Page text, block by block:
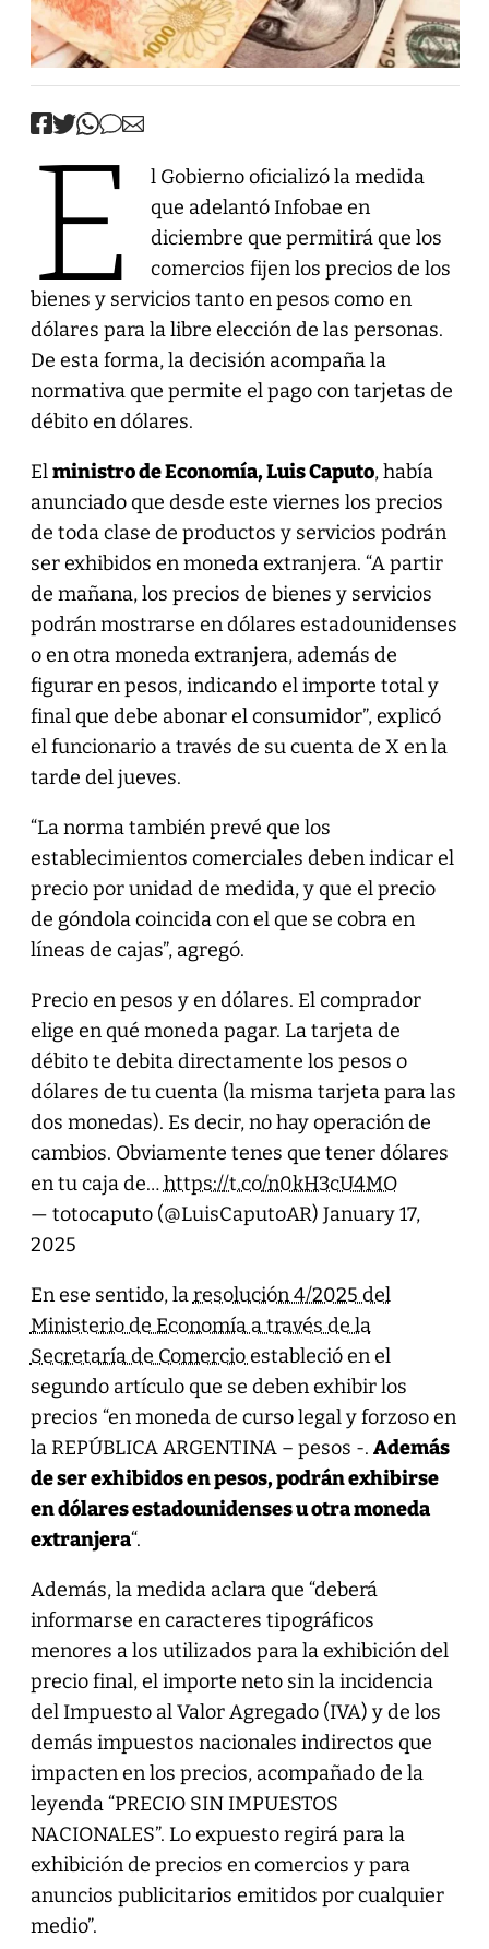
E
l Gobierno oficializó la medida
que adelantó Infobae en
diciembre que permitirá que los
comercios fijen los precios de los
bienes y servicios tanto en pesos como en
dólares para la libre elección de las personas.
De esta forma, la decisión acompaña la
normativa que permite el pago con tarjetas de
débito en dólares.
Elministro de Economía, Luis Caputo, había
anunciado que desde este viernes los precios
de toda clase de productos y servicios podrán
ser exhibidos en moneda extranjera. “A partir
de mañana, los precios de bienes y servicios
podrán mostrarse en dólares estadounidenses
o en otra moneda extranjera, además de
figurar en pesos, indicando el importe total y
final que debe abonar el consumidor”, explicó
el funcionario a través de su cuenta de X en la
tarde del jueves.
“La norma también prevé que los
establecimientos comerciales deben indicar el
precio por unidad de medida, y que el precio
de góndola coincida con el que se cobra en
líneas de cajas”, agregó.
Precio en pesos y en dólares. El comprador
elige en qué moneda pagar. La tarjeta de
débito te debita directamente los pesos o
dólares de tu cuenta (la misma tarjeta para las
dos monedas). Es decir, no hay operación de
cambios. Obviamente tenes que tener dólares
en tu caja de…https://t.co/n0kH3cU4MO
— totocaputo (@LuisCaputoAR) January 17,
2025
En ese sentido, laresolución 4/2025 del
Ministerio de Economía a través de la
Secretaría de Comercioestableció en el
segundo artículo que se deben exhibir los
precios “en moneda de curso legal y forzoso en
la REPÚBLICA ARGENTINA – pesos -. Además
de ser exhibidos en pesos, podrán exhibirse
en dólares estadounidenses u otra moneda
extranjera“.
Además, la medida aclara que “deberá
informarse en caracteres tipográficos
menores a los utilizados para la exhibición del
precio final, el importe neto sin la incidencia
del Impuesto al Valor Agregado (IVA) y de los
demás impuestos nacionales indirectos que
impacten en los precios, acompañado de la
leyenda “PRECIO SIN IMPUESTOS
NACIONALES”. Lo expuesto regirá para la
exhibición de precios en comercios y para
anuncios publicitarios emitidos por cualquier
medio”.